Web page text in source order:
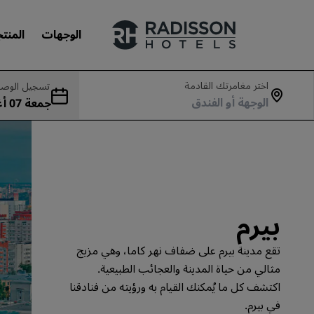
الوجهات
علاماتنا التجارية
اختر مغامرتك القادمة
تسجيل
بت 08 أغسطس
بيرم
تقع مدينة بيرم على ضفاف نهر كاما، وهي مزيج
مثالي من حياة المدينة والعجائب الطبيعية.
اكتشف كل ما يُمكنك القيام به ورؤيته من فنادقنا
في بيرم.